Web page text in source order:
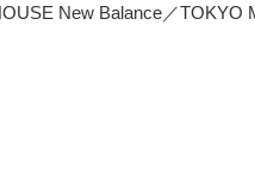
New Balance／